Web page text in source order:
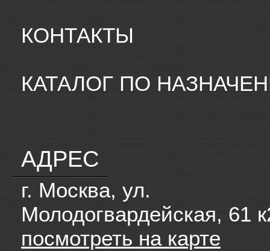
КОНТАКТЫ
КАТАЛОГ ПО
АДРЕС
г. Москва, ул.
Молодогвардейская, 61
посмотреть на карте